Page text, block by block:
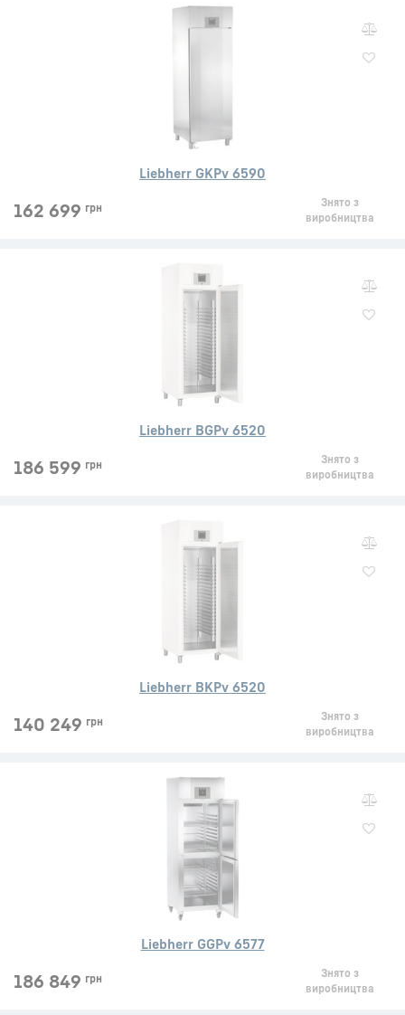
Liebherr GKPv 6590
162 699 грн
Знято з
виробництва
Liebherr BGPv 6520
186 599 грн
Знято з
виробництва
Liebherr BKPv 6520
140 249 грн
Знято з
виробництва
Liebherr GGPv 6577
186 849 грн
Знято з
виробництва